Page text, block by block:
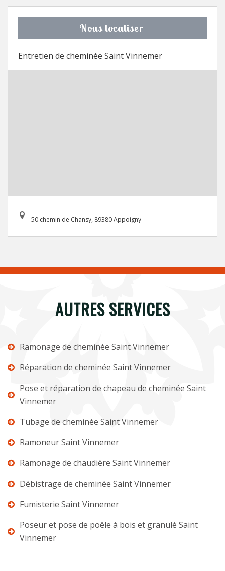
Nous localiser
Entretien de cheminée Saint Vinnemer
50 chemin de Chansy, 89380 Appoigny
AUTRES SERVICES
Ramonage de cheminée Saint Vinnemer
Réparation de cheminée Saint Vinnemer
Pose et réparation de chapeau de cheminée Saint
Vinnemer
Tubage de cheminée Saint Vinnemer
Ramoneur Saint Vinnemer
Ramonage de chaudière Saint Vinnemer
Débistrage de cheminée Saint Vinnemer
Fumisterie Saint Vinnemer
Poseur et pose de poêle à bois et granulé Saint
Vinnemer